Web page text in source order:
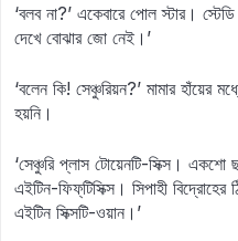
‘বলব না?’ একেবারে পোল স্টার।
দেখে বোঝার জো নেই।’
‘বলেন কি! সেঞ্চুরিয়ন?’ মামার হাঁয়ের
হয়নি।
‘সেঞ্চুরি প্লাস টোয়েনটি-সিক্স।
এইটিন-ফিফ্‌টিসিক্স। সিপাহী
এইটিন সিক্সটি-ওয়ান।’